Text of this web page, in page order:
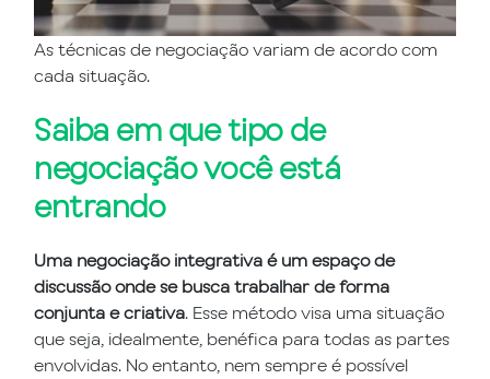
As técnicas de negociação variam de acordo com
cada situação.
Saiba em que tipo de
negociação você está
entrando
Uma negociação integrativa é um espaço de
discussão onde se busca trabalhar de forma
conjunta e criativa. Esse método visa uma situação
que seja, idealmente, benéfica para todas as partes
envolvidas. No entanto, nem sempre é possível